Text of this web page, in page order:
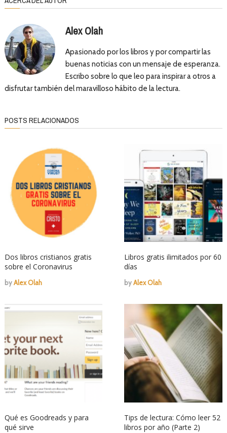
Alex Olah
Apasionado por los libros y por compartir las
buenas noticias con un mensaje de esperanza.
Escribo sobre lo que leo para inspirar a otros a
disfrutar también del maravilloso hábito de la lectura.
POSTS RELACIONADOS
Dos libros cristianos gratis
sobre el Coronavirus
byAlex Olah
Libros gratis ilimitados por 60
días
byAlex Olah
Qué es Goodreads y para
qué sirve
Tips de lectura: Cómo leer 52
libros por año (Parte 2)